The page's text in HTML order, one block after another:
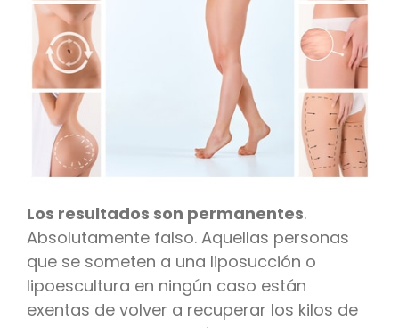
Los resultados son permanentes.
Absolutamente falso. Aquellas personas
que se someten a una liposucción o
lipoescultura en ningún caso están
exentas de volver a recuperar los kilos de